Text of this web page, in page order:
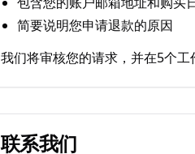
简要说明您申请退款的原因
我们将审核您的请求，并在5个工
联系我们